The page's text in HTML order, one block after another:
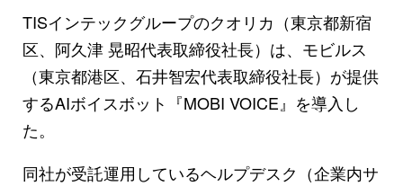
TISインテックグループのクオリカ（東京都新宿
区、阿久津 晃昭代表取締役社長）は、モビルス
（東京都港区、石井智宏代表取締役社長）が提供
するAIボイスボット『MOBI VOICE』を導入し
た。
同社が受託運用しているヘルプデスク（企業内サ